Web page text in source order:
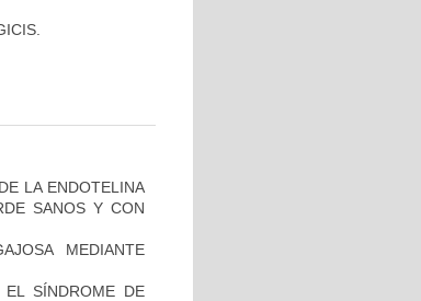
LA ENDOTELINA
SANOS Y CON
MEDIANTE
EL SÍNDROME DE